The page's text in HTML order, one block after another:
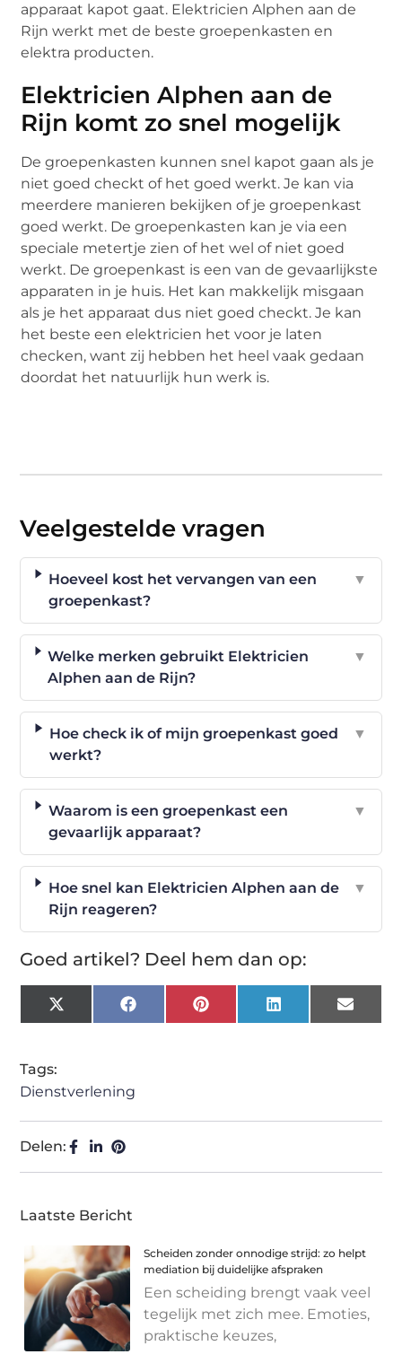
apparaat kapot gaat. Elektricien Alphen aan de
Rijn werkt met de beste groepenkasten en
elektra producten.
Elektricien Alphen aan de
Rijn komt zo snel mogelijk
De groepenkasten kunnen snel kapot gaan als je
niet goed checkt of het goed werkt. Je kan via
meerdere manieren bekijken of je groepenkast
goed werkt. De groepenkasten kan je via een
speciale metertje zien of het wel of niet goed
werkt. De groepenkast is een van de gevaarlijkste
apparaten in je huis. Het kan makkelijk misgaan
als je het apparaat dus niet goed checkt. Je kan
het beste een elektricien het voor je laten
checken, want zij hebben het heel vaak gedaan
doordat het natuurlijk hun werk is.
Veelgestelde vragen
Hoeveel kost het vervangen van een
groepenkast?
▼
Welke merken gebruikt Elektricien
Alphen aan de Rijn?
▼
Hoe check ik of mijn groepenkast goed
werkt?
▼
Waarom is een groepenkast een
gevaarlijk apparaat?
▼
Hoe snel kan Elektricien Alphen aan de
Rijn reageren?
▼
Goed artikel? Deel hem dan op:
X
(Twitter)
FacebookPinterest LinkedIn Email
Tags:
Dienstverlening
Delen:
Laatste Bericht
Scheiden zonder onnodige strijd: zo helpt
mediation bij duidelijke afspraken
Een scheiding brengt vaak veel
tegelijk met zich mee. Emoties,
praktische keuzes,